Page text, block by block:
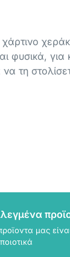
φυσικά,
τη
μας